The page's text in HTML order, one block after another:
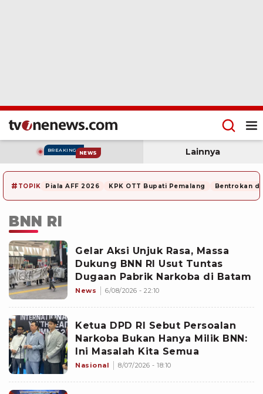
BREAKING NEWS Lainnya
# TOPIK Piala AFF 2026 KPK OTT Bupati Pemalang Bentrokan di
BNN RI
Gelar Aksi Unjuk Rasa, Massa
Dukung BNN RI Usut Tuntas
Dugaan Pabrik Narkoba di Batam
News 6/08/2026 - 22:10
Ketua DPD RI Sebut Persoalan
Narkoba Bukan Hanya Milik BNN:
Ini Masalah Kita Semua
Nasional 8/07/2026 - 18:10